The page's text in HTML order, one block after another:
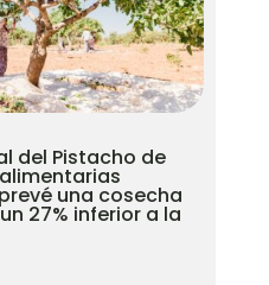
del Pistacho de
una cosecha
27% inferior a la